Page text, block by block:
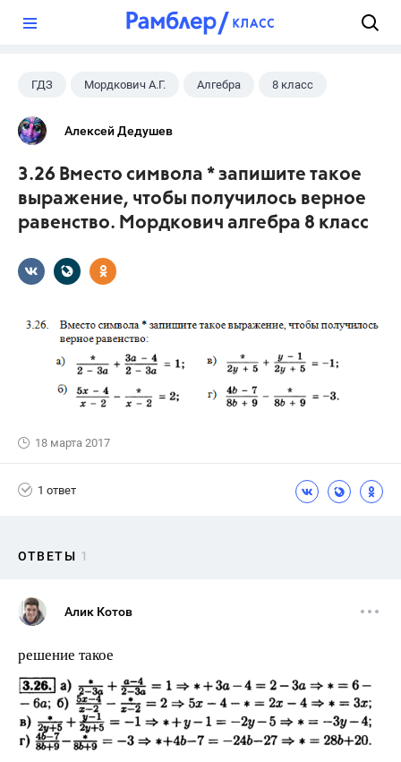
ГДЗ Мордкович А.Г. Алгебра 8 класс
Алексей Дедушев
3.26 Вместо символа * запишите такое
выражение, чтобы получилось верное
равенство. Мордкович алгебра 8 класс
18 марта 2017
1 ответ
ОТВЕТЫ 1
Алик Котов
решение такое